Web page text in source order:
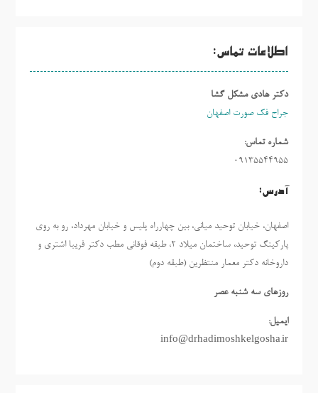
اطلاعات تماس:
دکتر هادی مشکل گشا
جراح فک صورت اصفهان
شماره تماس:
09135544955
آدرس:
اصفهان، خیابان توحید میانی، بین چهارراه پلیس و خیابان مهرداد، رو به روی
پارکینگ توحید، ساختمان میلاد ٢، طبقه فوقانی مطب دکتر فریبا اشتری و
داروخانه دکتر معمار منتظرین (طبقه دوم)
روزهاي سه شنبه عصر
ایمیل:
info@drhadimoshkelgosha.ir